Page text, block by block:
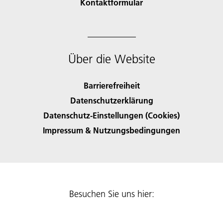
Kontaktformular
Über die Website
Barrierefreiheit
Datenschutzerklärung
Datenschutz-Einstellungen (Cookies)
Impressum & Nutzungsbedingungen
Besuchen Sie uns hier: